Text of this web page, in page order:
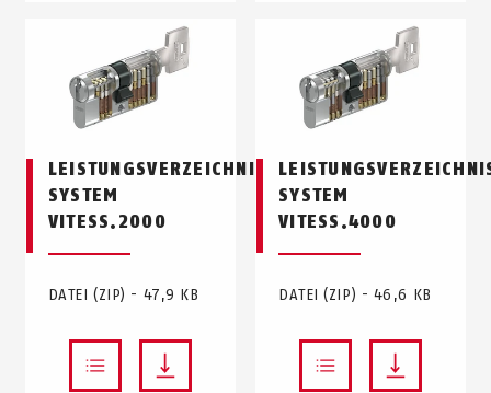
LEISTUNGSVERZEICHNIS
SYSTEM
VITESS.2000
DATEI (ZIP) - 47,9 KB
SYSTEM
VITESS.4000
DATEI (ZIP) - 46,6 KB